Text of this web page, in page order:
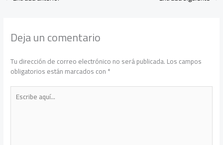
Deja un comentario
Tu dirección de correo electrónico no será publicada.Los campos
obligatorios están marcados con*
Escribe
aquí...